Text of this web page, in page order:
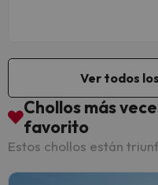
Ver todos
Chollos más
favorito
Estos chollos están